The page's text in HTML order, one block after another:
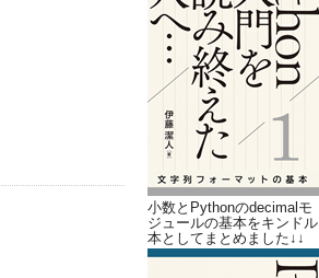
小数とPythonのdecimalモ
ジュールの基本をキンドル
本としてまとめました↓↓